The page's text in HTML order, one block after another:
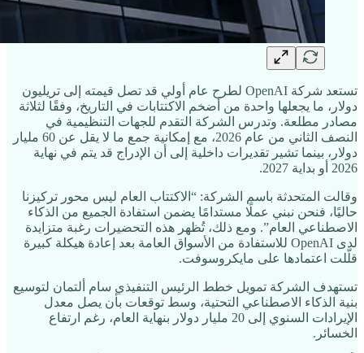
تستعد شركة OpenAI لطرح عام أولي قد تصل قيمته إلى تريليون
دولار، ما يجعلها واحدة من أضخم الاكتتابات في التاريخ، وفقًا لثلاثة
مصادر مطلعة. وتدرس الشركة التقدم للجهات التنظيمية في
النصف الثاني من عام 2026، مع إمكانية جمع ما لا يقل عن 60 مليار
دولار، بينما تشير تقديرات داخلية إلى أن الإدراج قد يتم في نهاية
2026 أو بداية 2027.
وقالت المتحدثة باسم الشركة: “الاكتتاب العام ليس محور تركيزنا
حاليًا، فنحن نبني عملًا مستدامًا يضمن استفادة الجميع من الذكاء
الاصطناعي العام”. ومع ذلك، تُظهر هذه التحضيرات رغبة متزايدة
لدى OpenAI للاستفادة من الأسواق العامة بعد إعادة هيكلة كبيرة
قلّلت اعتمادها على مايكروسوفت.
تستهدف الشركة تمويل خطط الرئيس التنفيذي سام ألتمان لتوسيع
بنية الذكاء الاصطناعي التحتية، وسط توقعات بأن يصل معدل
الإيرادات السنوي إلى 20 مليار دولار بنهاية العام، رغم ارتفاع
الخسائر.